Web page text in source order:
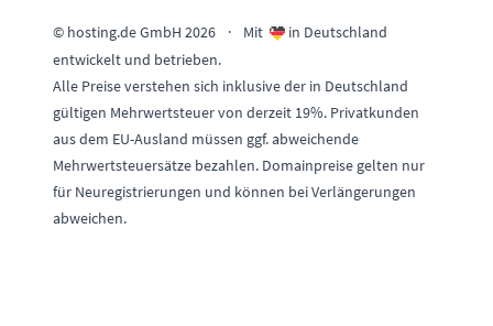
© hosting.de GmbH 2026 · Mit
in Deutschland
entwickelt und betrieben.
Alle Preise verstehen sich inklusive der in Deutschland
gültigen Mehrwertsteuer von derzeit 19%. Privatkunden
aus dem EU-Ausland müssen ggf. abweichende
Mehrwertsteuersätze bezahlen. Domainpreise gelten nur
für Neuregistrierungen und können bei Verlängerungen
abweichen.